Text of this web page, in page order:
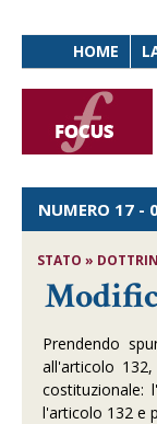
HOME
NUMERO 17 -
STATO »
Prendendo
all'articolo
costituzionale:
l'articolo 132 e